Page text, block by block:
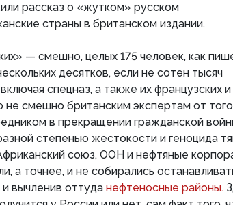
рассказ о «жутком» русском
страны в британском издании.
— смешно, целых 175 человек, как
десятков, если не сотен тысяч
спецназ, а также их французских и
не смешно британским экспертам от
в прекращении гражданской
степенью жестокости и геноцида
союз, ООН и нефтяные
а точнее, и не собирались
вычленив оттуда нефтеносные районы.